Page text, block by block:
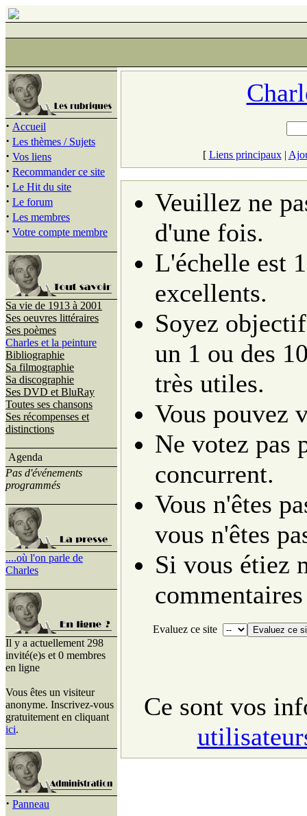
· Accueil
· Les thèmes / Sujets
· Vos liens
· Recommander ce site
· Le Hit du site
· Le forum
· Les membres
· Votre compte membre
Sa vie de 1913 à 2001
Ses oeuvres littéraires
Ses poèmes
Charles et la peinture
Bibliographie
Sa filmographie
Sa discographie
Ses DVD et BluRay
Toutes ses chansons
Ses récompenses et
distinctions
Agenda
Pas d'événements
programmés
....où l'on parle de
Charles
Il y a actuellement 298
invité(e)s et 0 membres
en ligne
Vous êtes un visiteur
anonyme. Inscrivez-vous
gratuitement en cliquant
ici.
· Panneau
[ Liens principaux|
Veuillez ne
d'une fois.
L'échelle est
excellents.
Soyez
un 1 ou des
très utiles.
Vous pouvez
Ne votez pas
concurrent.
Vous n'êtes
vous n'êtes
Si vous étiez
Evaluez ce site
Ce sont vos